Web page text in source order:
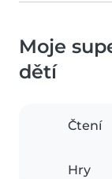
Moje
dětí
Čtení
Hry